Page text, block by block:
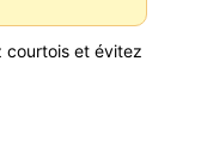
courtois et évitez